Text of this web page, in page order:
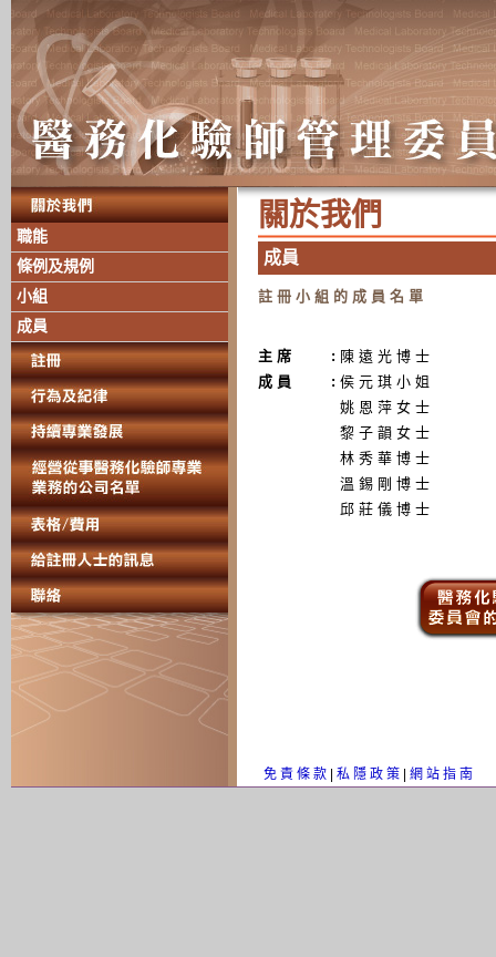
職能
條例及規例
小組
成員
關 於 我 們
成 員
註 冊 小 組 的 成 員 名 單
主 席 : 陳 遠 光 博 士
成 員
: 侯 元 琪 小 姐
姚 恩 萍 女 士
黎 子 韻 女 士
林 秀 華 博 士
溫 錫 剛 博 士
邱 莊 儀 博 士
免 責 條 款 私 隱 政 策 網 站 指 南